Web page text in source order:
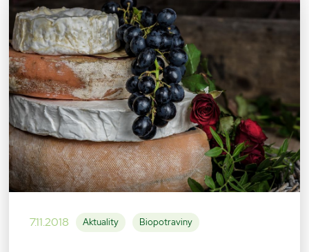
7.11.2018 Aktuality Biopotraviny